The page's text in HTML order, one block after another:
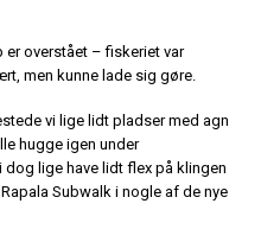
er overstået – fiskeriet var
men kunne lade sig gøre.
vi lige lidt pladser med agn
hugge igen under
dog lige have lidt flex på klingen
Subwalk i nogle af de nye